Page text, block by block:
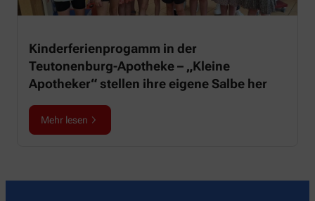
Kinderferienprogamm in der
Teutonenburg-Apotheke – „Kleine
Apotheker“ stellen ihre eigene Salbe her
Mehr lesen